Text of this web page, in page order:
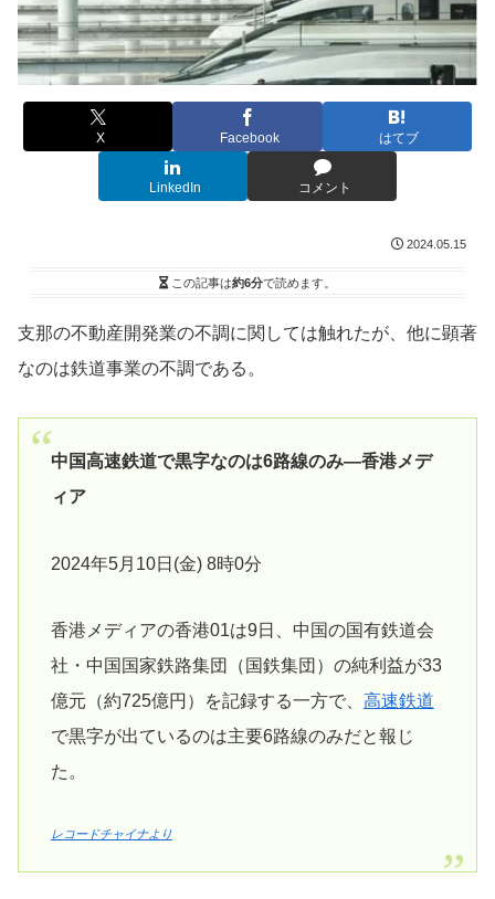
X Facebook はてブ
LinkedIn コメント
2024.05.15
この記事は約6分で読めます。
支那の不動産開発業の不調に関しては触れたが、他に顕著
なのは鉄道事業の不調である。
中国高速鉄道で黒字なのは6路線のみ―香港メデ
ィア
2024年5月10日(金) 8時0分
香港メディアの香港01は9日、中国の国有鉄道会
社・中国国家鉄路集団（国鉄集団）の純利益が33
億元（約725億円）を記録する一方で、 高速鉄道
で黒字が出ているのは主要6路線のみだと報じ
た。
レコードチャイナより